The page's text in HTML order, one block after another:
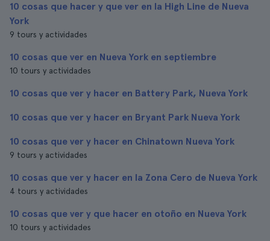
10 cosas que hacer y que ver en la High Line de Nueva
York
9 tours y actividades
10 cosas que ver en Nueva York en septiembre
10 tours y actividades
10 cosas que ver y hacer en Battery Park, Nueva York
10 cosas que ver y hacer en Bryant Park Nueva York
10 cosas que ver y hacer en Chinatown Nueva York
9 tours y actividades
10 cosas que ver y hacer en la Zona Cero de Nueva York
4 tours y actividades
10 cosas que ver y que hacer en otoño en Nueva York
10 tours y actividades